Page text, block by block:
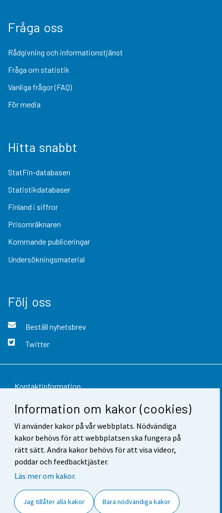
Information om kakor (cookies)
Vi använder kakor på vår webbplats. Nödvändiga
kakor behövs för att webbplatsen ska fungera på
rätt sätt. Andra kakor behövs för att visa videor,
poddar och feedbacktjäster.
Läs mer om kakor.
Jag tillåter alla kakor Bara nödvändiga kakor
Fråga oss
Rådgivning och informationstjänst
Fråga om statistik
Vanliga frågor (FAQ)
För media
Hitta snabbt
StatFin-databasen
Statistikdatabaser
Finland i siffror
Prisomräknaren
Kommande publiceringar
Undersökningsmaterial
Följ oss
Beställ nyhetsbrev
Twitter
Kontaktinformation
Respons
Användarvillkor
Dataskydd
Tillgänglighet
Cookie-inställningar